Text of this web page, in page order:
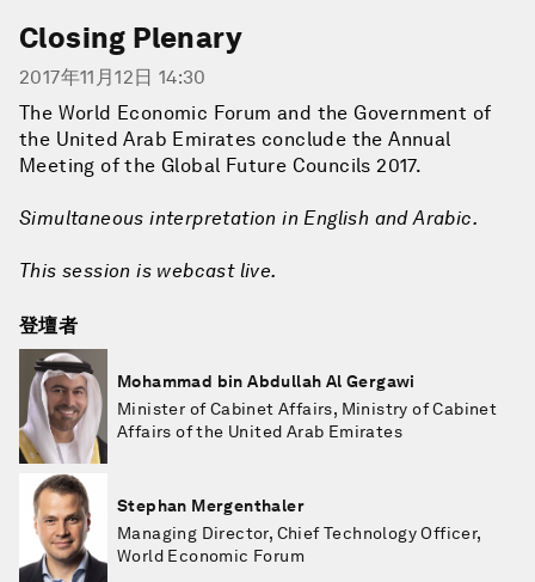
Closing Plenary
2017年11月12日 14:30
The World Economic Forum and the Government of
the United Arab Emirates conclude the Annual
Meeting of the Global Future Councils 2017.
Simultaneous interpretation in English and Arabic.
This session is webcast live.
登壇者
Mohammad bin Abdullah Al Gergawi
Minister of Cabinet Affairs, Ministry of Cabinet
Affairs of the United Arab Emirates
Stephan Mergenthaler
Managing Director, Chief Technology Officer,
World Economic Forum